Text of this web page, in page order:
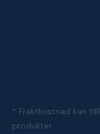
* Fraktkostnad kan
produkter